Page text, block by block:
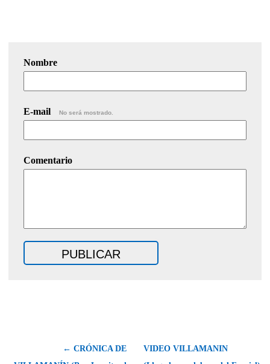
Nombre
E-mail No será mostrado.
Comentario
← CRÓNICA DE
VIDEO VILLAMANIN